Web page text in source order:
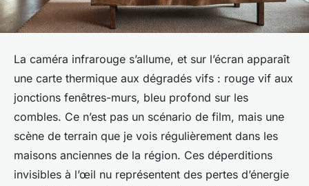
La caméra infrarouge s’allume, et sur l’écran apparaît
une carte thermique aux dégradés vifs : rouge vif aux
jonctions fenêtres-murs, bleu profond sur les
combles. Ce n’est pas un scénario de film, mais une
scène de terrain que je vois régulièrement dans les
maisons anciennes de la région. Ces déperditions
invisibles à l’œil nu représentent des pertes d’énergie